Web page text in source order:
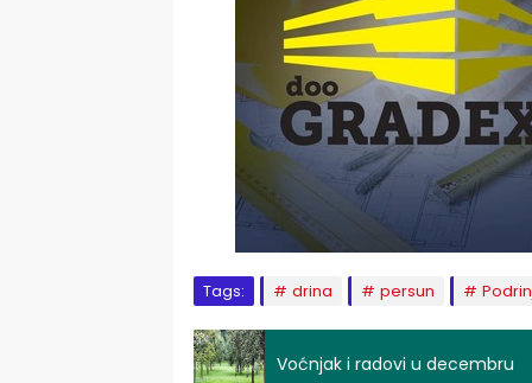
Tags: drina persun
Voćnjak i radovi u decembru